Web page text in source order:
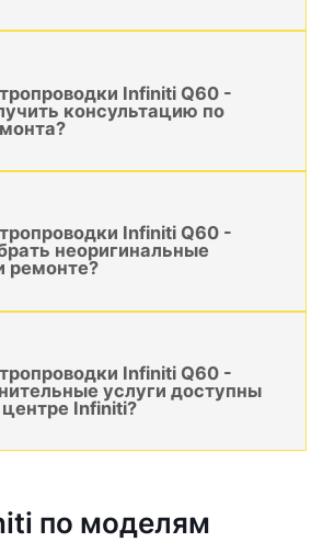
Infiniti Q60 -
консультацию по
Infiniti Q60 -
неоригинальные
ремонте?
Infiniti Q60 -
услуги доступны
Infiniti?
по моделям